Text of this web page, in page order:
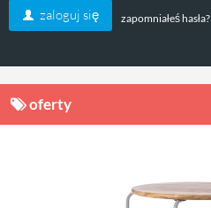
zaloguj się zapomniałeś hasła?
oferty